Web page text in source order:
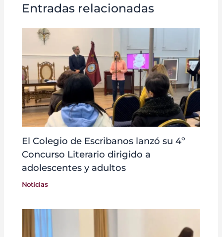
Entradas relacionadas
El Colegio de Escribanos lanzó su 4º
Concurso Literario dirigido a
adolescentes y adultos
Noticias